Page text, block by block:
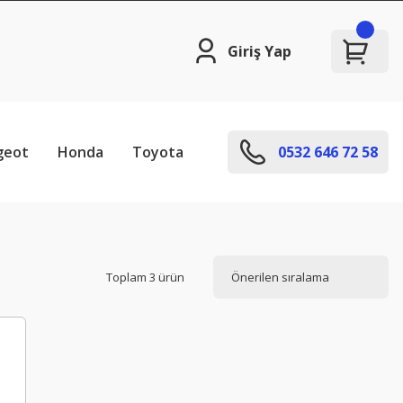
Giriş Yap
Honda Toyota 0532 646 72 58
Toplam 3 ürün